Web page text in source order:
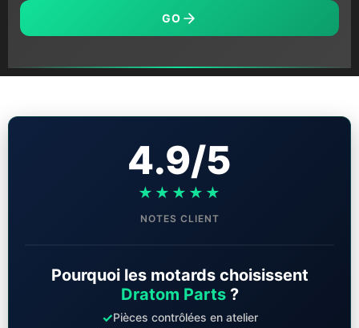
GO
4.9/5
★★★★★
NOTES CLIENT
Pourquoi les motards choisissent
Dratom Parts?
✓Pièces contrôlées en atelier